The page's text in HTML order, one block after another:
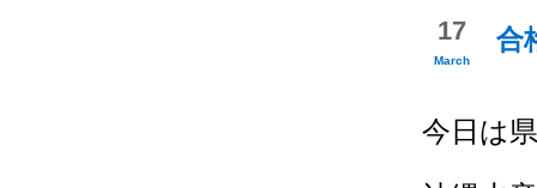
合
17
March
今日は